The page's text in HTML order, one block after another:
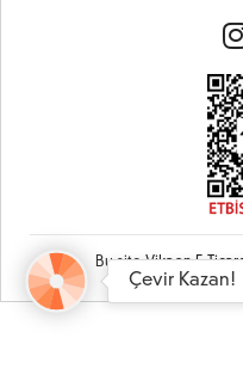
Bu siteVikaon E-
Çevir Kazan!